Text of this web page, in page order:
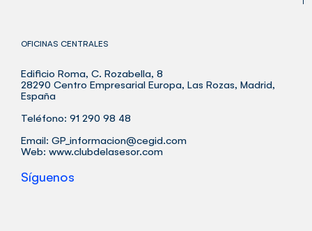
OFICINAS CENTRALES
Edificio Roma, C. Rozabella, 8
28290 Centro Empresarial Europa, Las Rozas, Madrid,
España
Teléfono: 91 290 98 48
Email: GP_informacion@cegid.com
Web: www.clubdelasesor.com
Síguenos